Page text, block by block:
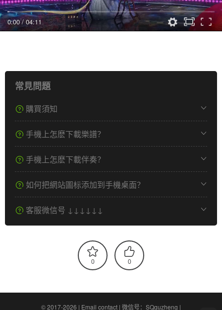
0:00/04:11
常見問題
購買須知
手機上怎麽下載樂譜？
手機上怎麽下載伴奏？
如何把網站圖标添加到手機桌面？
客服微信号 ↓↓↓↓↓↓
0 0
© 2017-2026 | Email contact | 微信号：SQguzheng |